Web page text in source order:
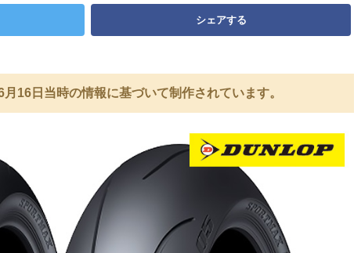
シェアする
16日当時の情報に基づいて制作されています。